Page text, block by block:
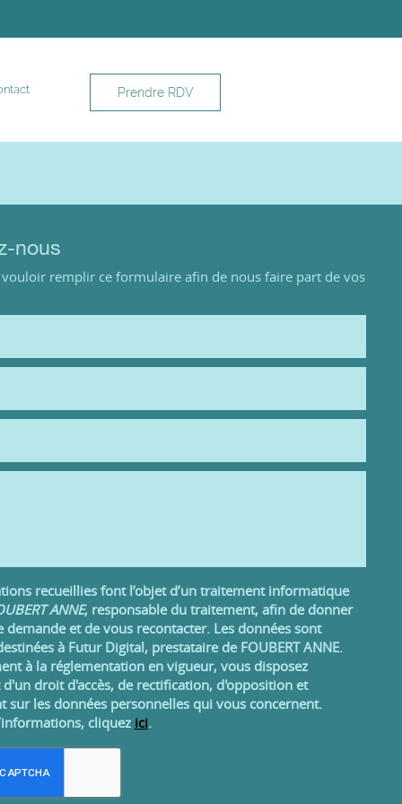
Prendre RDV
nous
remplir ce formulaire afin de nous faire part de vos
recueillies font l’objet d’un traitement informatique
ANNE, responsable du traitement, afin de donner
demande et de vous recontacter. Les données sont
à Futur Digital, prestataire de FOUBERT ANNE.
à la réglementation en vigueur, vous disposez
droit d'accès, de rectification, d'opposition et
sur les données personnelles qui vous concernent.
cliquez ici.